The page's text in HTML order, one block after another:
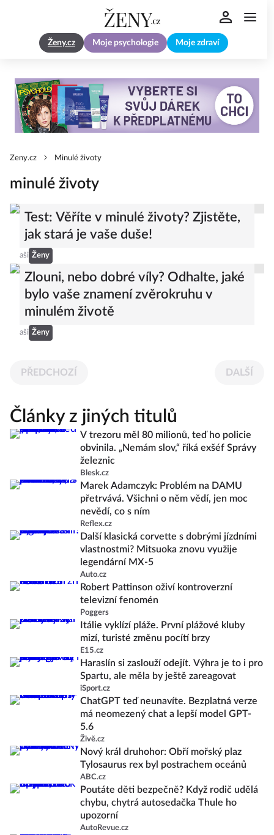
Ženy.cz Moje psychologie Moje zdraví
Zeny.cz Minulé životy
minulé životy
Test: Věříte v minulé životy? Zjistěte,
jak stará je vaše duše!
aši Ženy
Zlouni, nebo dobré víly? Odhalte, jaké
bylo vaše znamení zvěrokruhu v
minulém životě
aši Ženy
PŘEDCHOZÍ DALŠÍ
Články z jiných titulů
V trezoru měl 80 milionů, teď ho policie
obvinila. „Nemám slov,“ říká exšéf Správy
železnic
Blesk.cz
Marek Adamczyk: Problém na DAMU
přetrvává. Všichni o něm vědí, jen moc
nevědí, co s ním
Reflex.cz
Další klasická corvette s dobrými jízdními
vlastnostmi? Mitsuoka znovu využije
legendární MX-5
Auto.cz
Robert Pattinson oživí kontroverzní
televizní fenomén
Poggers
Itálie vyklízí pláže. První plážové kluby
mizí, turisté změnu pocítí brzy
E15.cz
Haraslín si zaslouží odejít. Výhra je to i pro
Spartu, ale měla by ještě zareagovat
iSport.cz
ChatGPT teď neunavíte. Bezplatná verze
má neomezený chat a lepší model GPT-
5.6
Živě.cz
Nový král druhohor: Obří mořský plaz
Tylosaurus rex byl postrachem oceánů
ABC.cz
Poutáte děti bezpečně? Když rodič udělá
chybu, chytrá autosedačka Thule ho
upozorní
AutoRevue.cz